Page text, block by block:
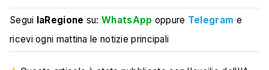
Segui laRegione su:WhatsApp oppure Telegram e
ricevi ogni mattina le notizie principali